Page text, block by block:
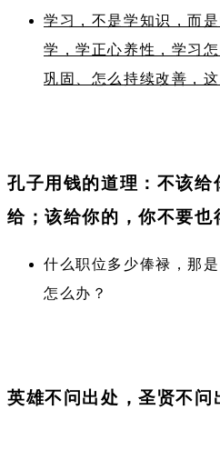
学习，不是学知识，而
学，学正心养性，学习
巩固、怎么持续改善，
孔子用钱的道理：不该给
给；该给你的，你不要也
什么职位多少俸禄，那
怎么办？
英雄不问出处，圣贤不问